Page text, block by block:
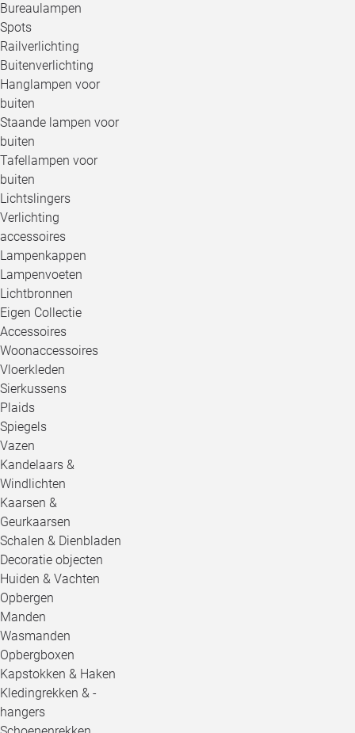
Bureaulampen
Spots
Railverlichting
Buitenverlichting
Hanglampen voor
buiten
Staande lampen voor
buiten
Tafellampen voor
buiten
Lichtslingers
Verlichting
accessoires
Lampenkappen
Lampenvoeten
Lichtbronnen
Eigen Collectie
Accessoires
Woonaccessoires
Vloerkleden
Sierkussens
Plaids
Spiegels
Vazen
Kandelaars &
Windlichten
Kaarsen &
Geurkaarsen
Schalen & Dienbladen
Decoratie objecten
Huiden & Vachten
Opbergen
Manden
Wasmanden
Opbergboxen
Kapstokken & Haken
Kledingrekken & -
hangers